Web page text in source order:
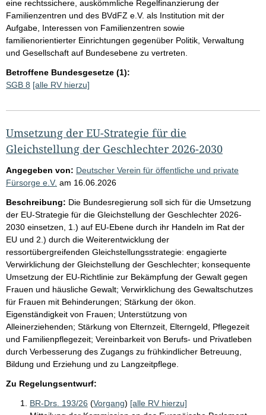
eine rechtssichere, auskömmliche Regelfinanzierung der
Familienzentren und des BVdFZ e.V. als Institution mit der
Aufgabe, Interessen von Familienzentren sowie
familienorientierter Einrichtungen gegenüber Politik, Verwaltung
und Gesellschaft auf Bundesebene zu vertreten.
Betroffene Bundesgesetze (1):
SGB 8 [alle RV hierzu]
Umsetzung der EU-Strategie für die
Gleichstellung der Geschlechter 2026-2030
Angegeben von: Deutscher Verein für öffentliche und private
Fürsorge e.V. am 16.06.2026
Beschreibung: Die Bundesregierung soll sich für die Umsetzung
der EU-Strategie für die Gleichstellung der Geschlechter 2026-
2030 einsetzen, 1.) auf EU-Ebene durch ihr Handeln im Rat der
EU und 2.) durch die Weiterentwicklung der
ressortübergreifenden Gleichstellungsstrategie: engagierte
Verwirklichung der Gleichstellung der Geschlechter; konsequente
Umsetzung der EU-Richtlinie zur Bekämpfung der Gewalt gegen
Frauen und häusliche Gewalt; Verwirklichung des Gewaltschutzes
für Frauen mit Behinderungen; Stärkung der ökon.
Eigenständigkeit von Frauen; Unterstützung von
Alleinerziehenden; Stärkung von Elternzeit, Elterngeld, Pflegezeit
und Familienpflegezeit; Vereinbarkeit von Berufs- und Privatleben
durch Verbesserung des Zugangs zu frühkindlicher Betreuung,
Bildung und Erziehung und zu Langzeitpflege.
Zu Regelungsentwurf:
BR-Drs. 193/26 (Vorgang) [alle RV hierzu]